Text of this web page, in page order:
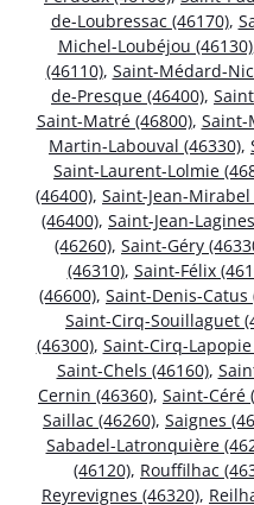
de-Loubressac (46170),
Michel-Loubéjou (46130)
(46110), Saint-Médard-
de-Presque (46400),
Saint-Matré (46800), Saint-
Martin-Labouval (46330),
Saint-Laurent-Lolmie
(46400), Saint-Jean-Mirabel
(46400), Saint-Jean-
(46260), Saint-Géry
(46310), Saint-Félix
(46600), Saint-Denis-Catus
Saint-Cirq-Souillaguet
(46300), Saint-Cirq-Lapopie
Saint-Chels (46160),
Cernin (46360), Saint-Céré
Saillac (46260), Saignes
Sabadel-Latronquière
(46120), Rouffilhac
Reyrevignes (46320),